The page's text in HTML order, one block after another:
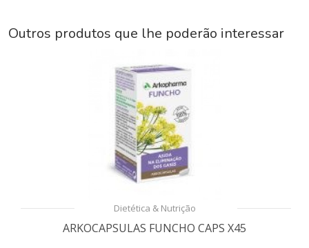
Outros produtos que lhe poderão interessar
Dietética & Nutrição
ARKOCAPSULAS FUNCHO CAPS X45